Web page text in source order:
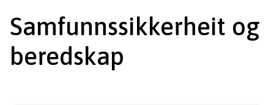
r
o
Samfunnssikkerheit og
beredskap